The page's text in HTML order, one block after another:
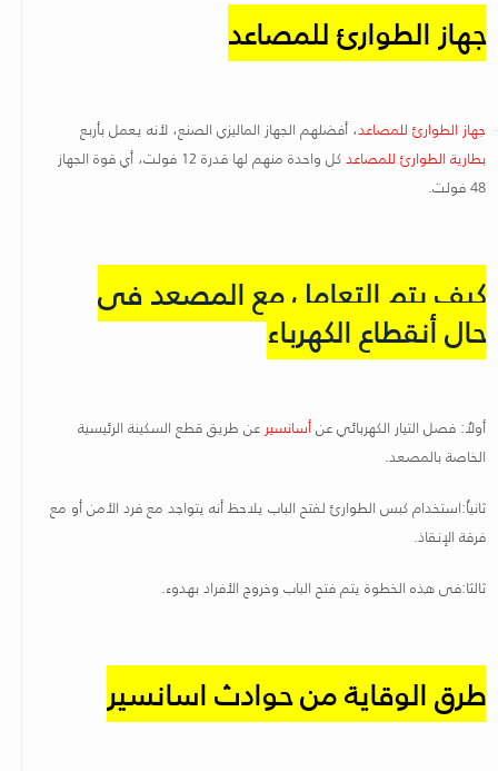
جهاز الطوارئ للمصاعد
جهاز الطوارئ للمصاعد، أفضلهم الجهاز الماليزي الصنع، لأنه يعمل بأربع
بطارية الطوارئ للمصاعد
كل واحدة منهم لها قدرة 12 فولت، أي قوة الجهاز
48 فولت.
كيف يتم التعامل مع المصعد فى
حال أنقطاع الكهرباء
أولاُ: فصل التيار الكهربائي عنأسانسير عن طريق قطع السكينة الرئيسية
الخاصة بالمصعد.
ثانياُ:استخدام كبس الطوارئ لفتح الباب يلاحظ أنه يتواجد مع فرد الأمن أو مع
فرقة الإنقاذ.
ثالثا:فى هذه الخطوة يتم فتح الباب وخروج الأفراد بهدوء.
طرق الوقاية من حوادث اسانسير